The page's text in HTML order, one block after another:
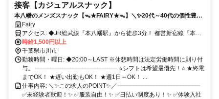
接客【カジュアルスナック】
本八幡のメンズスナック【ᯓ★FAIRY★ᯓ】＼✨20代～40代の個性豊か
なスタッフが活躍中!!✨／アットホームで温かい隠れ家的カジュアルスナ
ックです✌✅ノルマや競争は一切なし！✅週1日～でシフト柔軟！明るく
楽しく一緒にお仕事しませんか✩ˎˊ˗
Fairy
アクセス: ◆JR総武線『本八幡駅』から徒歩3分！ 都営新宿線『本八
幡駅』からも好アクセス♪ さらに京成線『京成八幡駅』からも徒歩圏
内！ 駅チカで各線からアクセス良好◎ 学校・仕事、お出かけ帰りに
寄り道感覚で出勤も♪ 市川駅・下総中山駅・西船橋駅など 総武線沿線
からも通勤ラクラク！ さらに船橋駅・津田沼駅方面からも 電車1本で
らくらくアクセス◎
時給1,500円以上
千葉県市川市
勤務時間・曜日: ◆20:00～LAST ※休憩時間は法定労働時間に則り付
与。 ┈┈┈┈┈┈┈┈┈┈┈┈┈┈ ⭐シフトは希望最優先！⭐ ★終電
までOK！ ★遅い出勤もOK！ ★週1日～OK！ ...
仕事内容: ＼✨この求人のPOINT✨／ ┈┈┈┈┈┈┈┈┈┈┈┈┈┈
✅未経験者歓迎！✨ ✅服装自由！✨ ✅日払い制度あり！✨ ✅体験入社